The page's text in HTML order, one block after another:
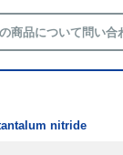
商品について問い合
nitride